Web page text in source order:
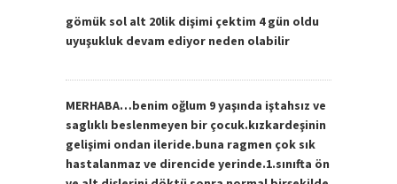
gömük sol alt 20lik dişimi çektim 4 gün oldu
uyuşukluk devam ediyor neden olabilir
MERHABA…benim oğlum 9 yaşında iştahsız ve
saglıklı beslenmeyen bir çocuk.kızkardeşinin
gelişimi ondan ileride.buna ragmen çok sık
hastalanmaz ve direncide yerinde.1.sınıfta ön